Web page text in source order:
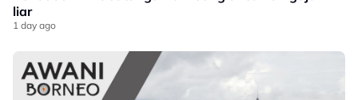
liar
1 day ago